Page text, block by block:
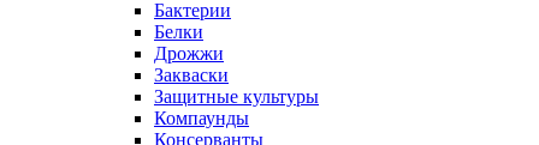
Бактерии
Белки
Дрожжи
Закваски
Защитные культуры
Компаунды
Консерванты